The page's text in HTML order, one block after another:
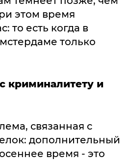
этом время
то есть когда в
только
криминалитету и
связанная с
дополнительный
время - это